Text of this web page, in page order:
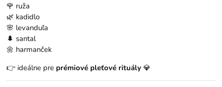
🌹 ruža
🌿 kadidlo
🌸 levanduľa
🌲 santal
🌼 harmanček
👉 ideálne pre prémiové pleťové rituály 💎